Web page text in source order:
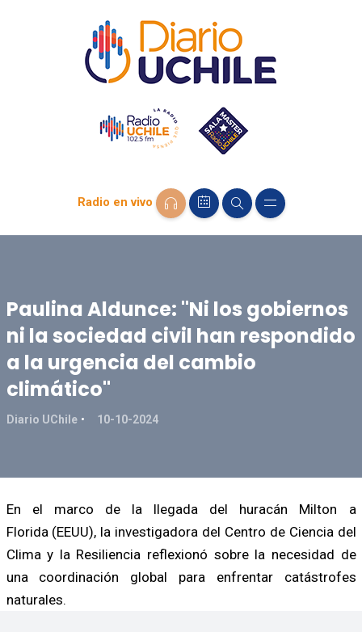
Radio en vivo
Paulina Aldunce: "Ni los gobiernos
ni la sociedad civil han respondido
a la urgencia del cambio
climático"
Diario UChile 10-10-2024
En el marco de la llegada del huracán Milton a
Florida (EEUU), la investigadora del Centro de Ciencia del
Clima y la Resiliencia reflexionó sobre la necesidad de
una coordinación global para enfrentar catástrofes
naturales.